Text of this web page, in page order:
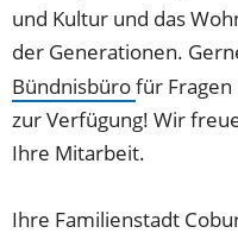
und Kultur und das
der Generationen.
Bündnisbürofür
zur Verfügung! Wir
Ihre Mitarbeit.
Ihre Familienstadt